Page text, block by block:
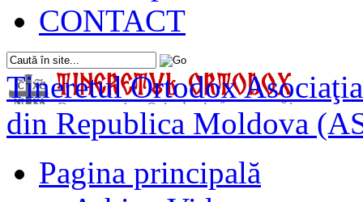
CONTACT
Tineretul Ortodox
din Republica Moldova
Pagina principală